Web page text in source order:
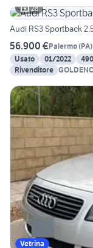
28
Audi RS3 Sportback
56.900 €Palermo(PA)
Usato
01/2022
Rivenditore
Vetrina